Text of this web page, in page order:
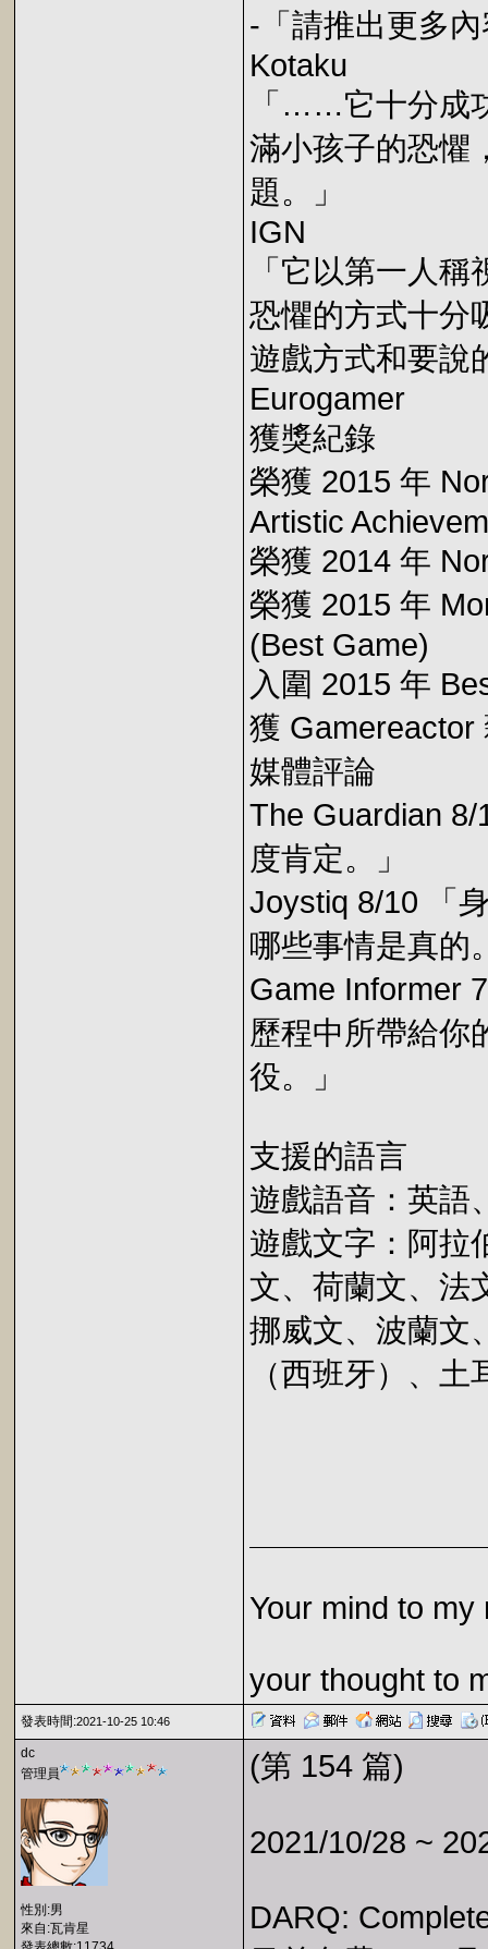
-「請推出更多
Kotaku
「……它十分成
滿小孩子的恐懼
題。」
IGN
「它以第一人
恐懼的方式十分
遊戲方式和要說
Eurogamer
獲獎紀錄
榮獲 2015 年
Artistic
榮獲 2014 年
榮獲 2015 年
(Best Game)
入圍 2015 年
獲 Gamereactor
媒體評論
The Guardian
度肯定。」
Joystiq 8/10 「
哪些事情是真的
Game Informer
歷程中所帶給你
役。」
支援的語言
遊戲語音：英語
遊戲文字：阿拉
文、荷蘭文、法
挪威文、波蘭文
（西班牙）、
Your mind to my
your thought to
發表時間:2021-10-25 10:46
dc
管理員
性別:男
來自:瓦肯星
(第 154 篇)
2021/10/28 ~
DARQ: